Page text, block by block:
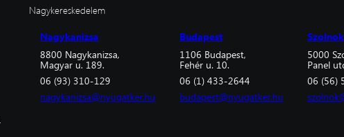
Nagykereskedelem
Nagykanizsa
8800 Nagykanizsa,
Magyar u. 189.
06 (93) 310-129
nagykanizsa@nyugatker.hu
Budapest
1106 Budapest,
Fehér u. 10.
06 (1) 433-2644
budapest@nyugatker.hu
Szolnok
5000
Panel
06 (56)